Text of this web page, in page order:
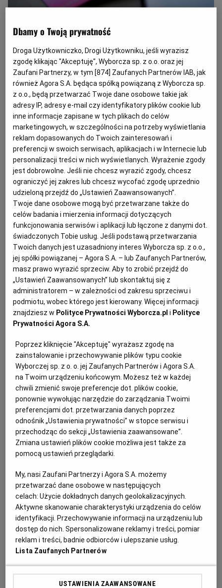
Czy komornik może zając środki na koncie Revolut?
Coraz więcej Polaków korzysta z
nowoczesnych usług finansowych,
takich jak Revolut. To wygodne
rozwiązanie - aplikacja, karta
wielowalutowa, szybkie przelewy i
atrakcyjny kurs wymiany walut. Pojawia
się jednak pytanie: co w sytuacji, gdy
posiadacz takiego rachunku ma długi i
wszczęto wobec niego egzekucję
komorniczą? Czy konto w Revolut może
zostać zajęte przez komornika, tak jak
tradycyjny rachunek w polskim banku?
Mechanizm zajęcia rachunków bankowych w
postępowaniu egzekucyjnym prowadzonym przez
komornika sądowego odbywa się poprzez system
OGNIVO, który obsługiwany jest przez Krajową
Izbę Rozliczeniową. Dzięki niemu komornik
elektronicznie komunikuje się z bankami w Polsce i
otrzymuje informację o rachunkach dłużnika.
Revolut a polskie prawo bankowe
Tutaj pojawia się zasadnicza kwestia: Revolut nie
jest polskim bankiem. To instytucja finansowa
działająca na podstawie licencji bankowej
uzyskanej na Litwie i świadcząca usługi w całej Unii
Europejskiej. Oznacza to, że rachunki Revolut nie
są ujawniane w systemie OGNIVO, a więc
nie otrzyma informacji o tym koncie.
Dbamy o Twoją prywatność
Droga Użytkowniczko, Drogi Użytkowniku, jeśli wyrazisz
zgodę klikając "Akceptuję", Wyborcza sp. z o.o. oraz jej
Zaufani Partnerzy, w tym [874] Zaufanych Partnerów IAB, jak
również Agora S.A. będąca spółką powiązaną z Wyborcza sp.
z o.o., będą przetwarzać Twoje dane osobowe takie jak
adresy IP, adresy e-mail czy identyfikatory plików cookie lub
inne informacje zapisane w tych plikach do celów
marketingowych, w szczególności na potrzeby wyświetlania
reklam dopasowanych do Twoich zainteresowań i
preferencji w swoich serwisach, aplikacjach i w Internecie lub
personalizacji treści w nich wyświetlanych. Wyrażenie zgody
jest dobrowolne. Jeśli nie chcesz wyrazić zgody, chcesz
ograniczyć jej zakres lub chcesz wycofać zgodę uprzednio
udzieloną przejdź do „Ustawień Zaawansowanych”.
Twoje dane osobowe mogą być przetwarzane także do
celów badania i mierzenia informacji dotyczących
funkcjonowania serwisów i aplikacji lub łączone z danymi dot.
świadczonych Tobie usług. Jeśli podstawą przetwarzania
Twoich danych jest uzasadniony interes Wyborcza sp. z o.o.,
jej spółki powiązanej – Agora S.A. – lub Zaufanych Partnerów,
masz prawo wyrazić sprzeciw. Aby to zrobić przejdź do
„Ustawień Zaawansowanych” lub skontaktuj się z
administratorem – w zależności od zakresu sprzeciwu i
podmiotu, wobec którego jest kierowany. Więcej informacji
znajdziesz w Polityce Prywatności Wyborcza.pl i Polityce
Prywatności Agora S.A.
Poprzez kliknięcie "Akceptuję" wyrażasz zgodę na
zainstalowanie i przechowywanie plików typu cookie
Wyborczej sp. z o. o. jej Zaufanych Partnerów i Agora S.A.
na Twoim urządzeniu końcowym. Możesz też w każdej
chwili zmienić swoje preferencje dot. plików cookie,
ponownie wywołując narzędzie do zarządzania Twoimi
preferencjami dot. przetwarzania danych poprzez
odnośnik „Ustawienia prywatności” w stopce serwisu i
przechodząc do sekcji „Ustawienia zaawansowane”.
Zmiana ustawień plików cookie możliwa jest także za
pomocą ustawień przeglądarki.
My, nasi Zaufani Partnerzy i Agora S.A. możemy
przetwarzać dane osobowe w następujących
celach:Użycie dokładnych danych geolokalizacyjnych.
Aktywne skanowanie charakterystyki urządzenia do celów
identyfikacji. Przechowywanie informacji na urządzeniu lub
dostęp do nich. Spersonalizowane reklamy i treści, pomiar
reklam i treści, badnie odbiorców i ulepszanie usług.
Lista Zaufanych Partnerów
USTAWIENIA ZAAWANSOWANE